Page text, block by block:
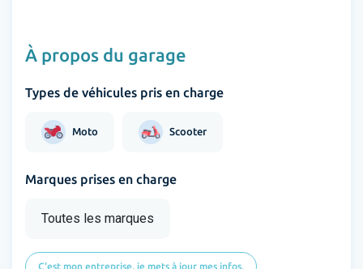
À propos du garage
Types de véhicules pris en charge
Moto Scooter
Marques prises en charge
Toutes les marques
C'est mon entreprise, je mets à jour mes infos.